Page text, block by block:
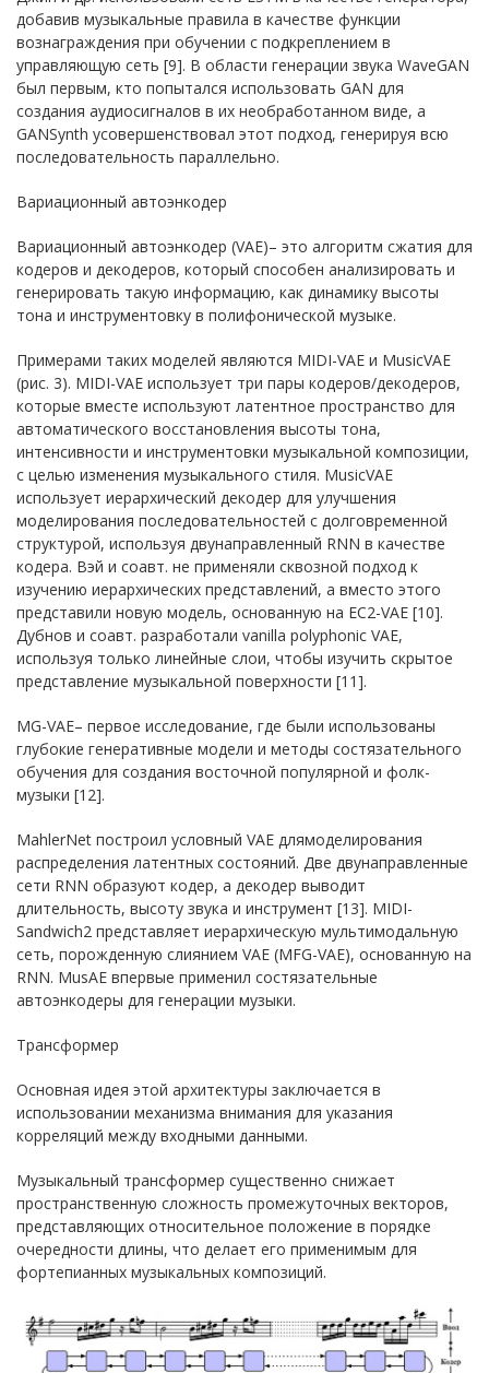
добавив музыкальные правила в качестве функции
вознаграждения при обучении с подкреплением в
управляющую сеть [9]. В области генерации звука WaveGAN
был первым, кто попытался использовать GAN для
создания аудиосигналов в их необработанном виде, а
GANSynth усовершенствовал этот подход, генерируя всю
последовательность параллельно.
Вариационный автоэнкодер
Вариационный автоэнкодер (VAE)– это алгоритм сжатия для
кодеров и декодеров, который способен анализировать и
генерировать такую информацию, как динамику высоты
тона и инструментовку в полифонической музыке.
Примерами таких моделей являются MIDI-VAE и MusicVAE
(рис. 3). MIDI-VAE использует три пары кодеров/декодеров,
которые вместе используют латентное пространство для
автоматического восстановления высоты тона,
интенсивности и инструментовки музыкальной композиции,
с целью изменения музыкального стиля. MusicVAE
использует иерархический декодер для улучшения
моделирования последовательностей с долговременной
структурой, используя двунаправленный RNN в качестве
кодера. Вэй и соавт. не применяли сквозной подход к
изучению иерархических представлений, а вместо этого
представили новую модель, основанную на EC2-VAE [10].
Дубнов и соавт. разработали vanilla polyphonic VAE,
используя только линейные слои, чтобы изучить скрытое
представление музыкальной поверхности [11].
MG-VAE– первое исследование, где были использованы
глубокие генеративные модели и методы состязательного
обучения для создания восточной популярной и фолк-
музыки [12].
MahlerNet построил условный VAE длямоделирования
распределения латентных состояний. Две двунаправленные
сети RNN образуют кодер, а декодер выводит
длительность, высоту звука и инструмент [13]. MIDI-
Sandwich2 представляет иерархическую мультимодальную
сеть, порожденную слиянием VAE (MFG-VAE), основанную на
RNN. MusAE впервые применил состязательные
автоэнкодеры для генерации музыки.
Трансформер
Основная идея этой архитектуры заключается в
использовании механизма внимания для указания
корреляций между входными данными.
Музыкальный трансформер существенно снижает
пространственную сложность промежуточных векторов,
представляющих относительное положение в порядке
очередности длины, что делает его применимым для
фортепианных музыкальных композиций.